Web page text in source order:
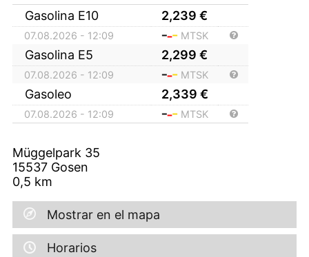
Gasolina E10 2,239 €
07.08.2026 - 12:09 MTSK
Gasolina E5 2,299 €
07.08.2026 - 12:09 MTSK
Gasoleo 2,339 €
07.08.2026 - 12:09 MTSK
Müggelpark 35
15537 Gosen
0,5 km
Mostrar en el mapa
Horarios